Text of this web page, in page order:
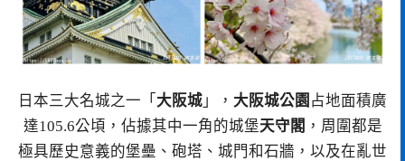
日本三大名城之一「 大阪城 」， 大阪城公園 占地面積廣
達105.6公頃，佔據其中一角的城堡天守閣 ，周圍都是
極具歷史意義的堡壘、砲塔、城門和石牆，以及在亂世